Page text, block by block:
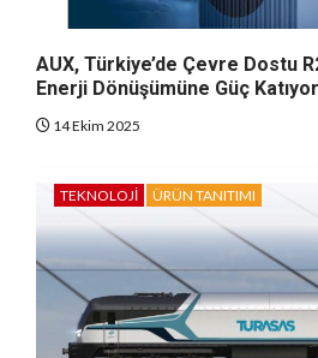
AUX, Türkiye’de Çevre Dostu
Enerji Dönüşümüne Güç Katıyor
14 Ekim 2025
TEKNOLOJI ÜRÜN TANITIMI